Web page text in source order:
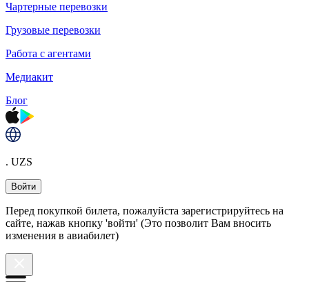
Чартерные перевозки
Грузовые перевозки
Работа с агентами
Медиакит
Блог
. UZS
Войти
Перед покупкой билета, пожалуйста зарегистрируйтесь на
сайте, нажав кнопку 'войти' (Это позволит Вам вносить
изменения в авиабилет)